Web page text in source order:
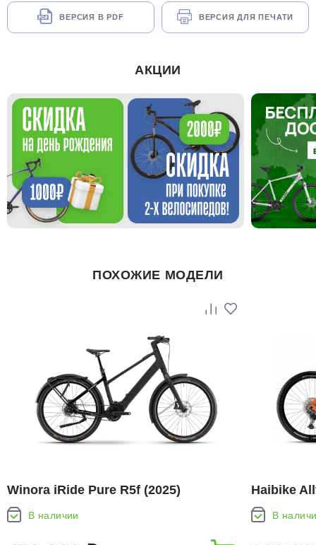
ВЕРСИЯ В PDF ВЕРСИЯ ДЛЯ ПЕЧАТИ
АКЦИИ
ПОХОЖИЕ МОДЕЛИ
Winora iRide Pure R5f (2025)
В наличии
Haibike
В